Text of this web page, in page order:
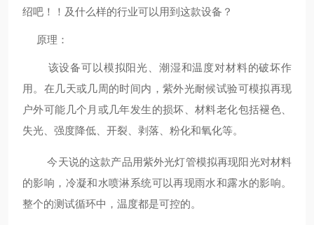
绍吧！！及什么样的行业可以用到这款设备？
原理：
该设备可以模拟阳光、潮湿和温度对材料的破坏作
用。在几天或几周的时间内，紫外光耐候试验可模拟再现
户外可能几个月或几年发生的损坏、材料老化包括褪色、
失光、强度降低、开裂、剥落、粉化和氧化等。
今天说的这款产品用紫外光灯管模拟再现阳光对材料
的影响，冷凝和水喷淋系统可以再现雨水和露水的影响。
整个的测试循环中，温度都是可控的。